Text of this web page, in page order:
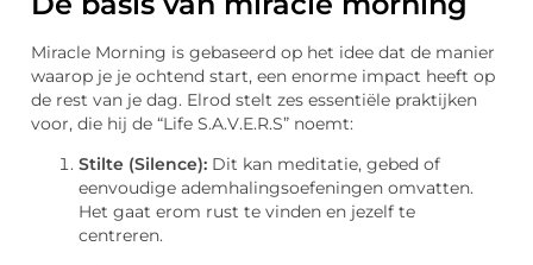
Miracle Morning is gebaseerd op het idee dat de manier
waarop je je ochtend start, een enorme impact heeft op
de rest van je dag. Elrod stelt zes essentiële praktijken
voor, die hij de “Life S.A.V.E.R.S” noemt:
Stilte (Silence): Dit kan meditatie, gebed of
eenvoudige ademhalingsoefeningen omvatten.
Het gaat erom rust te vinden en jezelf te
centreren.